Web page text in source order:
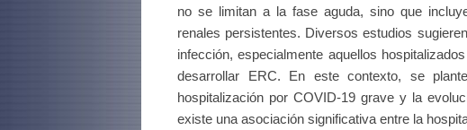
no se limitan a la fase aguda, sino que
renales persistentes. Diversos estudios
infección, especialmente aquellos
desarrollar ERC. En este contexto, se
hospitalización por COVID-19 grave y la
existe una asociación significativa entre la